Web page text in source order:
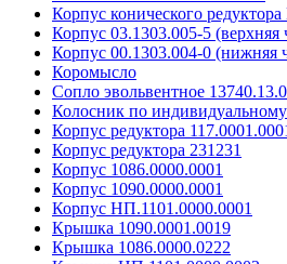
Корпус конического
Корпус 03.1303.005-5 (верхняя
Корпус 00.1303.004-0 (нижняя
Коромысло
Сопло эвольвентное
Колосник по индивидуальному
Корпус редуктора
Корпус редуктора 231231
Корпус 1086.0000.0001
Корпус 1090.0000.0001
Корпус НП.1101.0000.0001
Крышка 1090.0001.0019
Крышка 1086.0000.0222